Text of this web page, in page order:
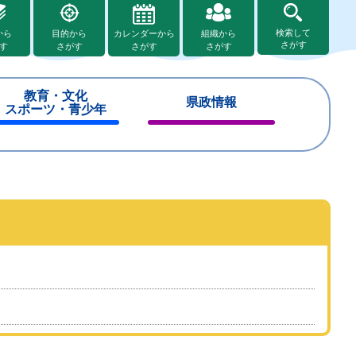
ら
目的から
さがす
カレンダーから
さがす
組織から
さがす
検索して
さがす
教育・文化
スポーツ・青少年
県政情報
じ